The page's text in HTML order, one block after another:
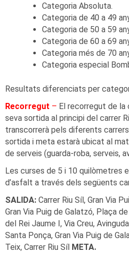
Categoria Absoluta.
Categoria de 40 a 49
Categoria de 50 a 59
Categoria de 60 a 69
Categoria més de 70
Categoria especial
Resultats diferenciats per
Recorregut – El recorregut de la
seva sortida al principi del carrer
transcorrerà pels diferents
sortida i meta estarà ubicat al
de serveis (guarda-roba, serveis,
Les curses de 5 i 10 quilòmetres
d’asfalt a través dels següents
SALIDA: Carrer Riu Síl, Gran Via
Gran Via Puig de Galatzó, Plaça
del Rei Jaume I, Via Creu,
Santa Ponça, Gran Via Puig de
Teix, Carrer Riu Síl META.